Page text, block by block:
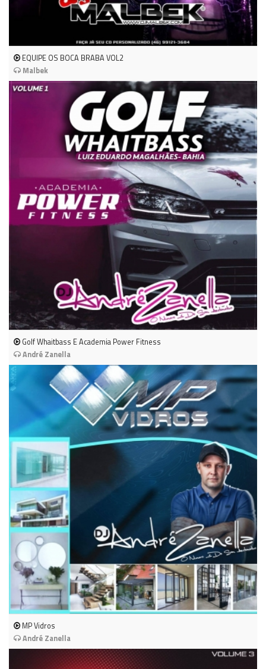
EQUIPE OS BOCA BRABA VOL2
Malbek
Golf Whaitbass E Academia Power Fitness
André Zanella
MP Vidros
André Zanella